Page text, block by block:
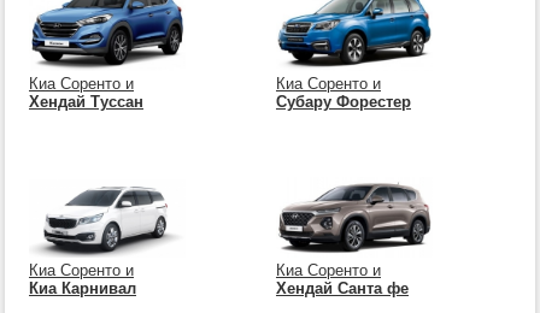
Киа Соренто и
Хендай Туссан
Киа Соренто и
Субару Форестер
Киа Соренто и
Киа Карнивал
Киа Соренто и
Хендай Санта фе